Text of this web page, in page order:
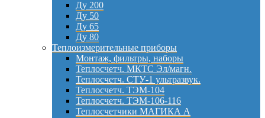
Ду 200
Ду 50
Ду 65
Ду 80
Теплоизмерительные приборы
Монтаж, фильтры, наборы
Теплосчетч. МКТС Эл/магн.
Теплосчетч. СТУ-1 ультразвук.
Теплосчетч. ТЭМ-104
Теплосчетч. ТЭМ-106-116
Теплосчетчики МАГИКА А